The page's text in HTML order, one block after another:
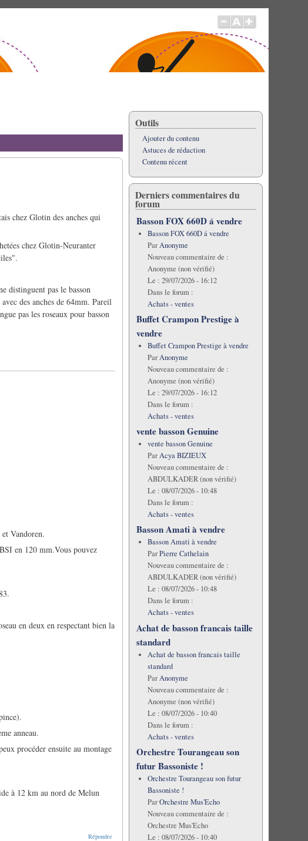
chez Glotin des anches qui
chez Glotin-Neuranter
distinguent pas le basson
des anches de 64mm. Pareil
pas les roseaux pour basson
Vandoren.
en 120 mm.Vous pouvez
en deux en respectant bien la
anneau.
procéder ensuite au montage
à 12 km au nord de Melun
Répondre
Outils
Ajouter du contenu
Astuces de rédaction
Contenu récent
Derniers commentaires du
forum
Basson FOX 660D á vendre
Basson FOX 660D á vendre
ParAnonyme
Nouveau commentaire de :
Anonyme (non vérifié)
Le : 29/07/2026 - 16:12
Dans le forum :
Achats - ventes
Buffet Crampon Prestige à
vendre
Buffet Crampon Prestige à vendre
ParAnonyme
Nouveau commentaire de :
Anonyme (non vérifié)
Le : 29/07/2026 - 16:12
Dans le forum :
Achats - ventes
vente basson Genuine
vente basson Genuine
ParAcya BIZIEUX
Nouveau commentaire de :
ABDULKADER (non vérifié)
Le : 08/07/2026 - 10:48
Dans le forum :
Achats - ventes
Basson Amati à vendre
Basson Amati à vendre
ParPierre Cathelain
Nouveau commentaire de :
ABDULKADER (non vérifié)
Le : 08/07/2026 - 10:48
Dans le forum :
Achats - ventes
Achat de basson francais taille
standard
Achat de basson francais taille
standard
ParAnonyme
Nouveau commentaire de :
Anonyme (non vérifié)
Le : 08/07/2026 - 10:40
Dans le forum :
Achats - ventes
Orchestre Tourangeau son
futur Bassoniste !
Orchestre Tourangeau son futur
Bassoniste !
ParOrchestre Mus'Echo
Nouveau commentaire de :
Orchestre Mus'Echo
Le : 08/07/2026 - 10:40